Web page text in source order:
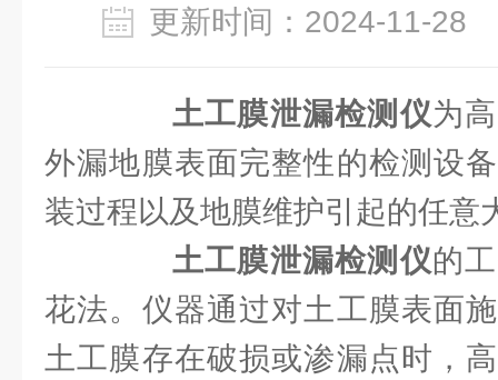
更新时间：2024-11-
土工膜泄漏检测仪为
外漏地膜表面完整性的检测设
装过程以及地膜维护引起的任意
土工膜泄漏检测仪的
花法。仪器通过对土工膜表面
土工膜存在破损或渗漏点时，